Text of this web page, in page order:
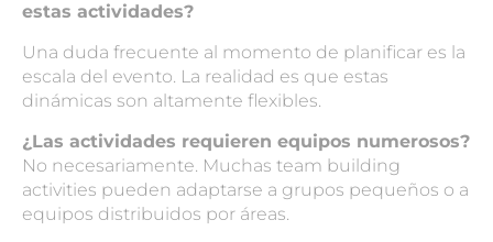
estas actividades?
Una duda frecuente al momento de planificar es la
escala del evento. La realidad es que estas
dinámicas son altamente flexibles.
¿Las actividades requieren equipos numerosos?
No necesariamente. Muchas team building
activities pueden adaptarse a grupos pequeños o a
equipos distribuidos por áreas.